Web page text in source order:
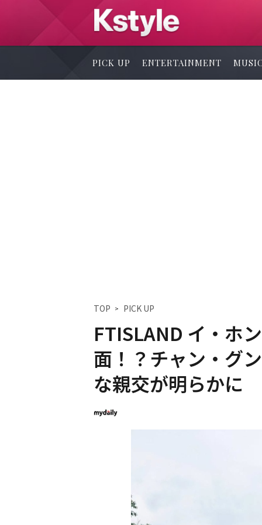
PICK UP ENTERTAINMENT
TOP PICK UP
FTISLAND イ・ホ
面！？チャン・グ
な親交が明らかに